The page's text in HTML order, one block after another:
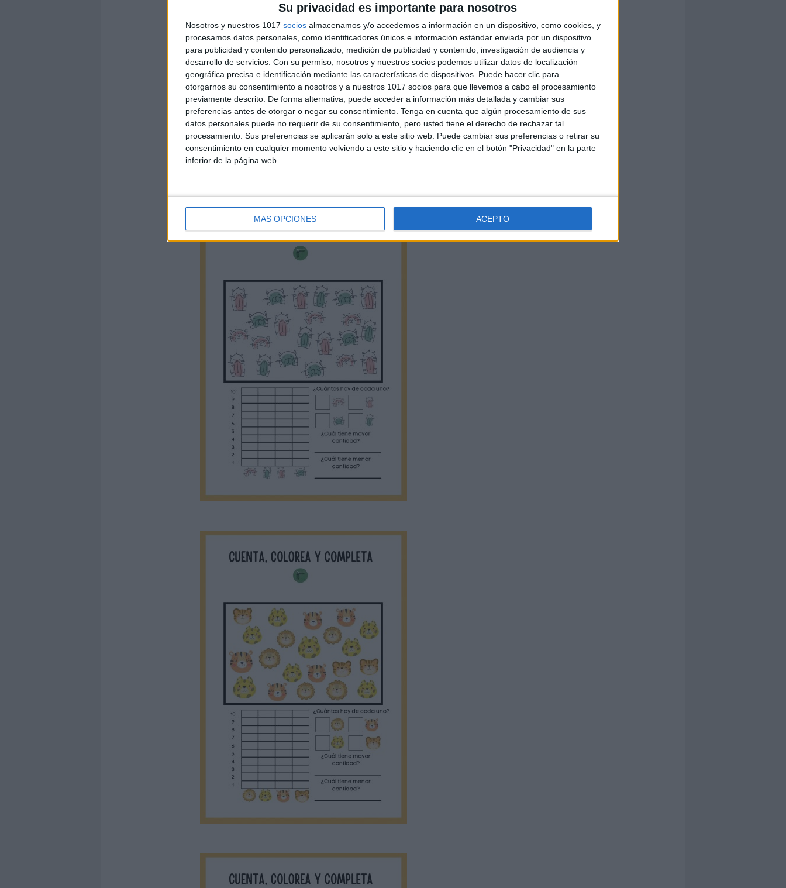
Su privacidad es importante para nosotros
Nosotros y nuestros 1017 socios almacenamos y/o accedemos a información en un dispositivo, como cookies, y
procesamos datos personales, como identificadores únicos e información estándar enviada por un dispositivo
para publicidad y contenido personalizado, medición de publicidad y contenido, investigación de audiencia y
desarrollo de servicios. Con su permiso, nosotros y nuestros socios podemos utilizar datos de localización
geográfica precisa e identificación mediante las características de dispositivos. Puede hacer clic para
otorgarnos su consentimiento a nosotros y a nuestros 1017 socios para que llevemos a cabo el procesamiento
previamente descrito. De forma alternativa, puede acceder a información más detallada y cambiar sus
preferencias antes de otorgar o negar su consentimiento. Tenga en cuenta que algún procesamiento de sus
datos personales puede no requerir de su consentimiento, pero usted tiene el derecho de rechazar tal
procesamiento. Sus preferencias se aplicarán solo a este sitio web. Puede cambiar sus preferencias o retirar su
consentimiento en cualquier momento volviendo a este sitio y haciendo clic en el botón "Privacidad" en la parte
inferior de la página web.
MÁS OPCIONES ACEPTO